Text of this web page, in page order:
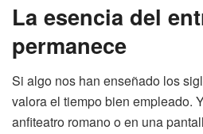
La esencia del
permanece
Si algo nos han enseñado los
valora el tiempo bien empleado.
anfiteatro romano o en una